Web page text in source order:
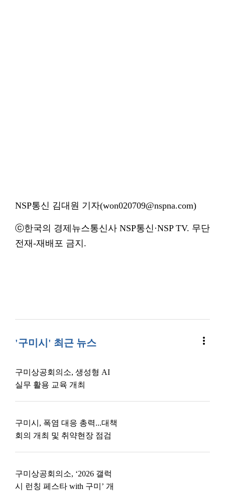
NSP통신 김대원 기자(won020709@nspna.com)
ⓒ한국의 경제뉴스통신사 NSP통신·NSP TV. 무단
전재-재배포 금지.
'구미시' 최근 뉴스 more_vert
구미상공회의소, 생성형 AI
실무 활용 교육 개최
구미시, 폭염 대응 총력...대책
회의 개최 및 취약현장 점검
구미상공회의소, ‘2026 갤럭
시 런칭 페스타 with 구미’ 개